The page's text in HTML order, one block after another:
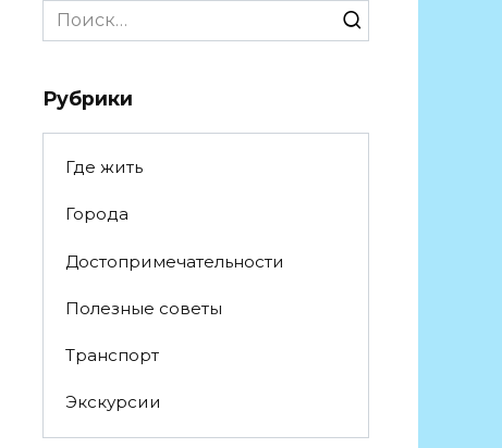
Search
for:
Рубрики
Где жить
Города
Достопримечательности
Полезные советы
Транспорт
Экскурсии